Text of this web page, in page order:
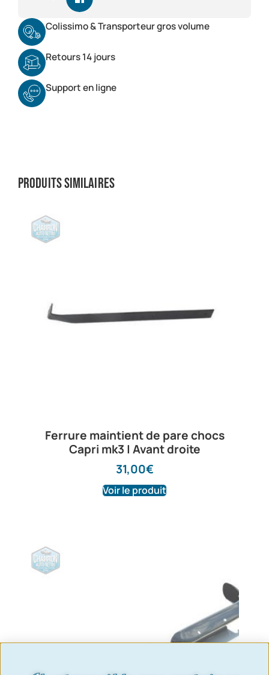
Colissimo & Transporteur gros volume
Retours 14 jours
Support en ligne
Produits similaires
Ferrure maintient de pare chocs
Capri mk3 | Avant droite
31,00€
Voir le produit